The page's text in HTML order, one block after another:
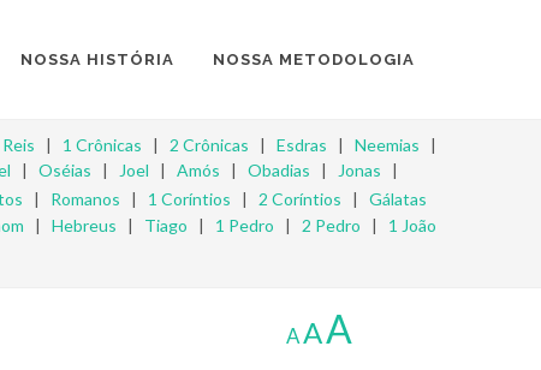
NOSSA HISTÓRIA NOSSA METODOLOGIA
| 1 Crônicas | 2 Crônicas | Esdras | Neemias |
| Oséias | Joel | Amós | Obadias | Jonas |
| Romanos | 1 Coríntios | 2 Coríntios | Gálatas
| Hebreus | Tiago | 1 Pedro | 2 Pedro | 1 João
AAA